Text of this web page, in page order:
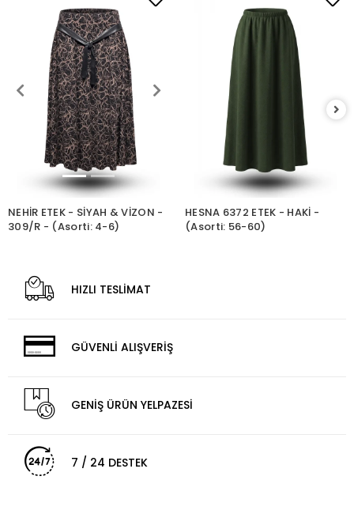
NEHİR ETEK - SİYAH & VİZON -
309/R - (Asorti: 4-6)
HESNA 6372 ETEK - HAKİ -
(Asorti: 56-60)
HIZLI TESLİMAT
GÜVENLİ ALIŞVERİŞ
GENİŞ ÜRÜN YELPAZESİ
7 / 24 DESTEK